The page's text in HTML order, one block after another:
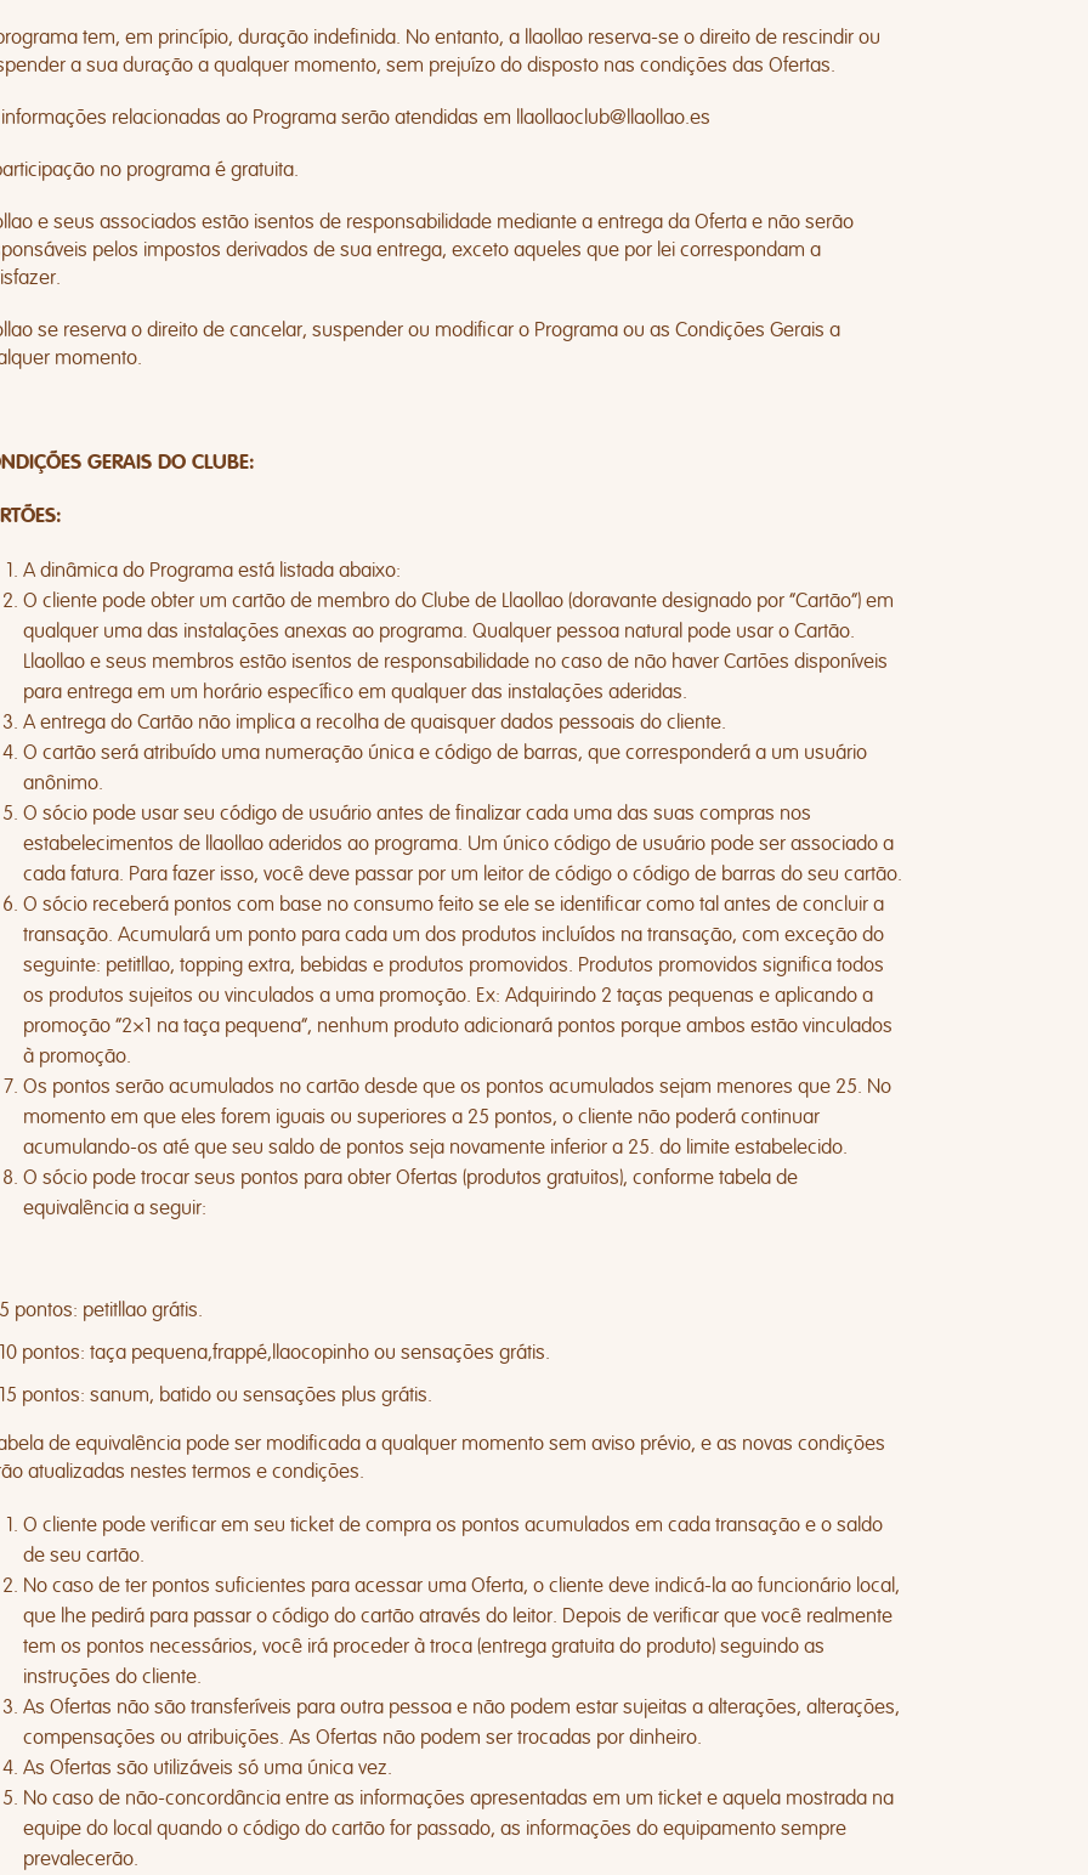
tem, em princípio, duração indefinida. No entanto, a llaollao reserva-se o direito de rescindir ou
a sua duração a qualquer momento, sem prejuízo do disposto nas condições das Ofertas.
relacionadas ao Programa serão atendidas em llaollaoclub@llaollao.es
no programa é gratuita.
e seus associados estão isentos de responsabilidade mediante a entrega da Oferta e não serão
​​pelos impostos derivados de sua entrega, exceto aqueles que por lei correspondam a
se reserva o direito de cancelar, suspender ou modificar o Programa ou as Condições Gerais a
momento.
GERAIS DO CLUBE:
A dinâmica do Programa está listada abaixo:
O cliente pode obter um cartão de membro do Clube de Llaollao (doravante designado por “Cartão”) em
qualquer uma das instalações anexas ao programa. Qualquer pessoa natural pode usar o Cartão.
Llaollao e seus membros estão isentos de responsabilidade no caso de não haver Cartões disponíveis
para entrega em um horário específico em qualquer das instalações aderidas.
A entrega do Cartão não implica a recolha de quaisquer dados pessoais do cliente.
O cartão será atribuído uma numeração única e código de barras, que corresponderá a um usuário
anônimo.
O sócio pode usar seu código de usuário antes de finalizar cada uma das suas compras nos
estabelecimentos de llaollao aderidos ao programa. Um único código de usuário pode ser associado a
cada fatura. Para fazer isso, você deve passar por um leitor de código o código de barras do seu cartão.
O sócio receberá pontos com base no consumo feito se ele se identificar como tal antes de concluir a
transação. Acumulará um ponto para cada um dos produtos incluídos na transação, com exceção do
seguinte: petitllao, topping extra, bebidas e produtos promovidos. Produtos promovidos significa todos
os produtos sujeitos ou vinculados a uma promoção. Ex: Adquirindo 2 taças pequenas e aplicando a
promoção “2×1 na taça pequena”, nenhum produto adicionará pontos porque ambos estão vinculados
à promoção.
Os pontos serão acumulados no cartão desde que os pontos acumulados sejam menores que 25. No
momento em que eles forem iguais ou superiores a 25 pontos, o cliente não poderá continuar
acumulando-os até que seu saldo de pontos seja novamente inferior a 25. do limite estabelecido.
O sócio pode trocar seus pontos para obter Ofertas (produtos gratuitos), conforme tabela de
equivalência a seguir:
5 pontos: petitllao grátis.
10 pontos: taça pequena,frappé,llaocopinho ou sensações grátis.
15 pontos: sanum, batido ou sensações plus grátis.
de equivalência pode ser modificada a qualquer momento sem aviso prévio, e as novas condições
atualizadas nestes termos e condições.
O cliente pode verificar em seu ticket de compra os pontos acumulados em cada transação e o saldo
de seu cartão.
No caso de ter pontos suficientes para acessar uma Oferta, o cliente deve indicá-la ao funcionário local,
que lhe pedirá para passar o código do cartão através do leitor. Depois de verificar que você realmente
tem os pontos necessários, você irá proceder à troca (entrega gratuita do produto) seguindo as
instruções do cliente.
As Ofertas não são transferíveis para outra pessoa e não podem estar sujeitas a alterações, alterações,
compensações ou atribuições. As Ofertas não podem ser trocadas por dinheiro.
As Ofertas são utilizáveis ​​só uma única vez.
No caso de não-concordância entre as informações apresentadas em um ticket e aquela mostrada na
equipe do local quando o código do cartão for passado, as informações do equipamento sempre
prevalecerão.